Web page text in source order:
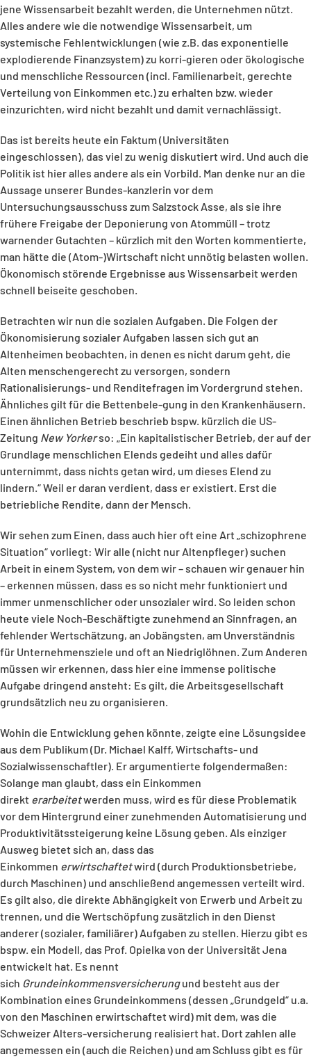
jene Wissensarbeit bezahlt werden, die Unternehmen nützt.
Alles andere wie die notwendige Wissensarbeit, um
systemische Fehlentwicklungen (wie z.B. das exponentielle
explodierende Finanzsystem) zu korri-gieren oder ökologische
und menschliche Ressourcen (incl. Familienarbeit, gerechte
Verteilung von Einkommen etc.) zu erhalten bzw. wieder
einzurichten, wird nicht bezahlt und damit vernachlässigt.
Das ist bereits heute ein Faktum (Universitäten
eingeschlossen), das viel zu wenig diskutiert wird. Und auch die
Politik ist hier alles andere als ein Vorbild. Man denke nur an die
Aussage unserer Bundes-kanzlerin vor dem
Untersuchungsausschuss zum Salzstock Asse, als sie ihre
frühere Freigabe der Deponierung von Atommüll – trotz
warnender Gutachten – kürzlich mit den Worten kommentierte,
man hätte die (Atom-)Wirtschaft nicht unnötig belasten wollen.
Ökonomisch störende Ergebnisse aus Wissensarbeit werden
schnell beiseite geschoben.
Betrachten wir nun die sozialen Aufgaben. Die Folgen der
Ökonomisierung sozialer Aufgaben lassen sich gut an
Altenheimen beobachten, in denen es nicht darum geht, die
Alten menschengerecht zu versorgen, sondern
Rationalisierungs- und Renditefragen im Vordergrund stehen.
Ähnliches gilt für die Bettenbele-gung in den Krankenhäusern.
Einen ähnlichen Betrieb beschrieb bspw. kürzlich die US-
Zeitung New Yorker so: „Ein kapitalistischer Betrieb, der auf der
Grundlage menschlichen Elends gedeiht und alles dafür
unternimmt, dass nichts getan wird, um dieses Elend zu
lindern.“ Weil er daran verdient, dass er existiert. Erst die
betriebliche Rendite, dann der Mensch.
Wir sehen zum Einen, dass auch hier oft eine Art „schizophrene
Situation“ vorliegt: Wir alle (nicht nur Altenpfleger) suchen
Arbeit in einem System, von dem wir – schauen wir genauer hin
– erkennen müssen, dass es so nicht mehr funktioniert und
immer unmenschlicher oder unsozialer wird. So leiden schon
heute viele Noch-Beschäftigte zunehmend an Sinnfragen, an
fehlender Wertschätzung, an Jobängsten, am Unverständnis
für Unternehmensziele und oft an Niedriglöhnen. Zum Anderen
müssen wir erkennen, dass hier eine immense politische
Aufgabe dringend ansteht: Es gilt, die Arbeitsgesellschaft
grundsätzlich neu zu organisieren.
Wohin die Entwicklung gehen könnte, zeigte eine Lösungsidee
aus dem Publikum (Dr. Michael Kalff, Wirtschafts- und
Sozialwissenschaftler). Er argumentierte folgendermaßen:
Solange man glaubt, dass ein Einkommen
direkt erarbeitetwerden muss, wird es für diese Problematik
vor dem Hintergrund einer zunehmenden Automatisierung und
Produktivitätssteigerung keine Lösung geben. Als einziger
Ausweg bietet sich an, dass das
Einkommen erwirtschaftetwird (durch Produktionsbetriebe,
durch Maschinen) und anschließend angemessen verteilt wird.
Es gilt also, die direkte Abhängigkeit von Erwerb und Arbeit zu
trennen, und die Wertschöpfung zusätzlich in den Dienst
anderer (sozialer, familiärer) Aufgaben zu stellen. Hierzu gibt es
bspw. ein Modell, das Prof. Opielka von der Universität Jena
entwickelt hat. Es nennt
sich Grundeinkommensversicherung und besteht aus der
Kombination eines Grundeinkommens (dessen „Grundgeld“ u.a.
von den Maschinen erwirtschaftet wird) mit dem, was die
Schweizer Alters-versicherung realisiert hat. Dort zahlen alle
angemessen ein (auch die Reichen) und am Schluss gibt es für